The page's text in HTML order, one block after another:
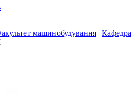
машинобудування | Кафедра